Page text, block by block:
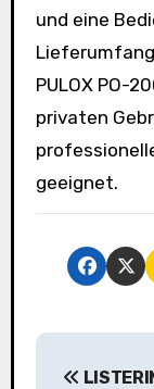
und eine
PULOX PO-
privaten
geeignet.
B